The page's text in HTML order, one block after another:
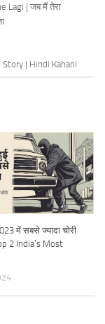
Lagi | जब मैं तेरा
| Hindi Kahani
में सबसे ज्यादा चोरी
2 India’s Most